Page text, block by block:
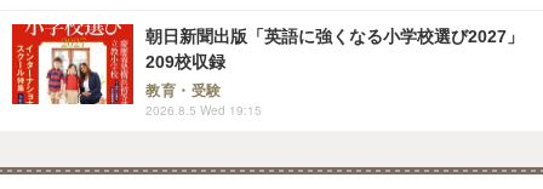
朝日新聞出版「英語に強くなる小学校選び2027」
209校収録
教育・受験
2026.8.5 Wed 19:15